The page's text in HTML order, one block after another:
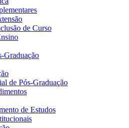
de Curso
Graduação
de Pós-Graduação
de Estudos